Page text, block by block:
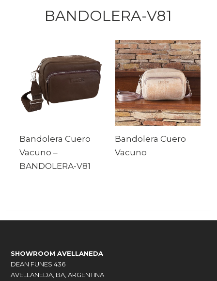
BANDOLERA-V81
Bandolera Cuero
Vacuno –
BANDOLERA-V81
Bandolera Cuero
Vacuno
SHOWROOM AVELLANEDA
DEAN FUNES 436
AVELLANEDA, BA, ARGENTINA